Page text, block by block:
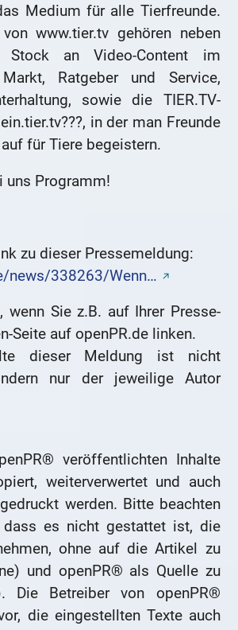
Medium für alle Tierfreunde.
www.tier.tv gehören neben
Stock an Video-Content im
Ratgeber und Service,
sowie die TIER.TV-
in der man Freunde
für Tiere begeistern.
uns Programm!
zu dieser Pressemeldung:
news/338263/Wenn…
wenn Sie z.B. auf Ihrer Presse-
Seite auf openPR.de linken.
dieser Meldung ist nicht
nur der jeweilige Autor
veröffentlichten Inhalte
weiterverwertet und auch
werden. Bitte beachten
dass es nicht gestattet ist, die
ohne auf die Artikel zu
und openPR® als Quelle zu
Die Betreiber von openPR®
die eingestellten Texte auch